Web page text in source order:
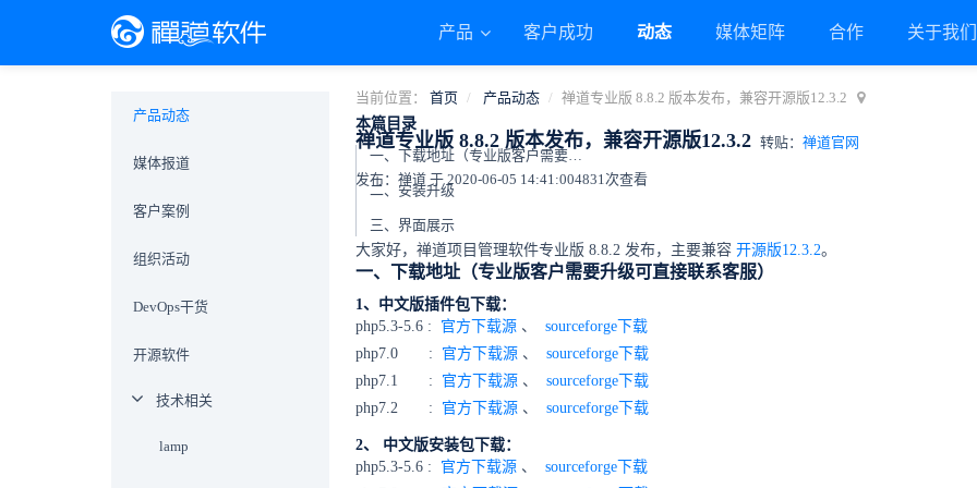
产品 客户成功 动态 媒体矩阵 合作 关于我们
当前位置： 首页 产品动态 禅道专业版 8.8.2 版本发布，兼容开源版12.3.2
禅道专业版 8.8.2 版本发布，兼容开源版12.3.2 转贴： 禅道官网
发布：禅道 于 2020-06-05 14:41:004831次查看
本篇目录
一、下载地址（专业版客户需要升级可直接联系客服）
二、安装升级
三、界面展示
大家好，禅道项目管理软件专业版 8.8.2 发布，主要兼容 开源版12.3.2。
一、下载地址（专业版客户需要升级可直接联系客服）
1、中文版插件包下载：
php5.3-5.6 : 官方下载源 、 sourceforge下载
php7.0 : 官方下载源 、 sourceforge下载
php7.1 : 官方下载源 、 sourceforge下载
php7.2 : 官方下载源 、 sourceforge下载
2、 中文版安装包下载：
php5.3-5.6 : 官方下载源 、 sourceforge下载
产品动态
媒体报道
客户案例
组织活动
DevOps干货
开源软件
技术相关
lamp